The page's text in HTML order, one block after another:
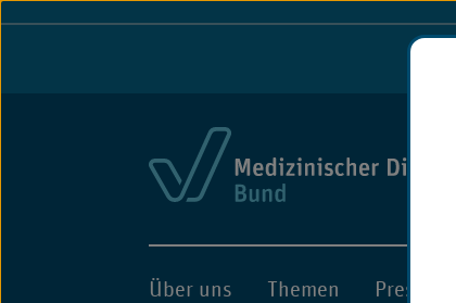
Über uns Themen Presse